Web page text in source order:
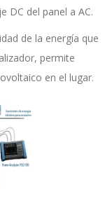
DC del panel a AC.
de la energía que
permite
en el lugar.